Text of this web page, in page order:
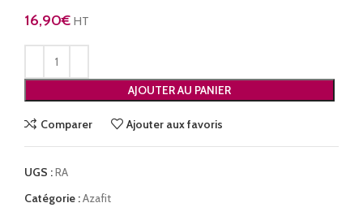
16,90€ HT
AJOUTER AU PANIER
Comparer Ajouter aux favoris
UGS :RA
Catégorie :Azafit